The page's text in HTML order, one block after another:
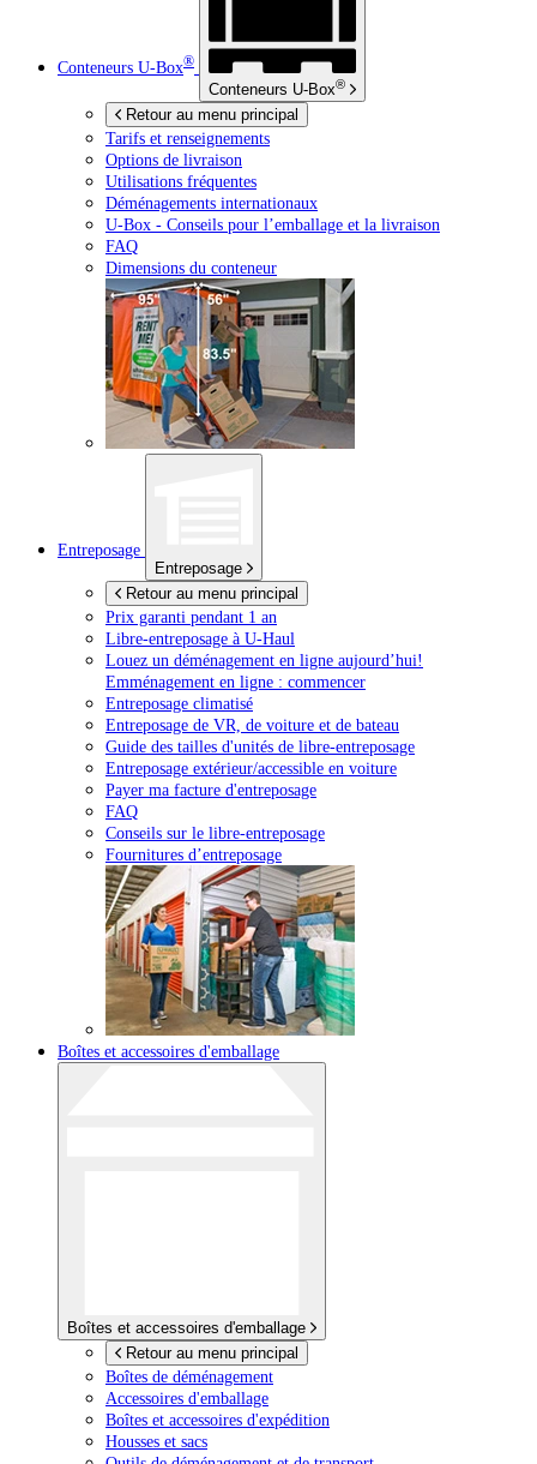
Conteneurs U-Box®
Conteneurs U-Box®
Retour au menu principal
Tarifs et renseignements
Options de livraison
Utilisations fréquentes
Déménagements internationaux
U-Box - Conseils pour l’emballage et la livraison
FAQ
Dimensions du conteneur
Entreposage
Entreposage
Retour au menu principal
Prix garanti pendant 1 an
Libre-entreposage à U-Haul
Louez un déménagement en ligne aujourd’hui!
Emménagement en ligne : commencer
Entreposage climatisé
Entreposage de VR, de voiture et de bateau
Guide des tailles d'unités de libre-entreposage
Entreposage extérieur/accessible en voiture
Payer ma facture d'entreposage
FAQ
Conseils sur le libre-entreposage
Fournitures d’entreposage
Boîtes et accessoires d'emballage
Boîtes et accessoires d'emballage
Retour au menu principal
Boîtes de déménagement
Accessoires d'emballage
Boîtes et accessoires d'expédition
Housses et sacs